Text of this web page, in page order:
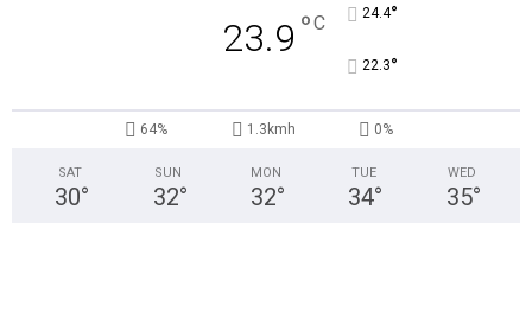
23.9 °C 24.4°
22.3°
64% 1.3kmh 0%
SAT
30°
SUN
32°
MON
32°
TUE
34°
WED
35°